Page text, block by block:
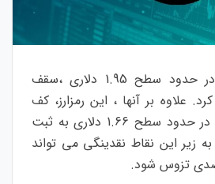
قیمت تزوس(XTZ) در حدود سطح 1.95 دلاری ،سقف
علاوه بر آنها ، این رمزارز، کف
های قیمتی برابری را در حدود سطح 1.66 دلاری به ثبت
زیر این نقاط نقدینگی می تواند